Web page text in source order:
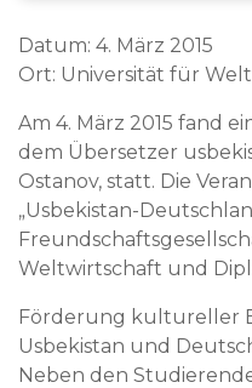
Datum: 4. März 2015
Ort: Universität für
Am 4. März 2015 fand
dem Übersetzer
Ostanov, statt. Die
„Usbekistan-
Weltwirtschaft und
Förderung kultureller
Usbekistan und
Neben den